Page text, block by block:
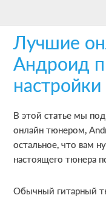
main
content
primary
sidebar
footer
Лучшие
Андроид
В этой статье мы
онлайн тюнером,
остальное, что вам
настоящего тюнера
Обычный гитарный